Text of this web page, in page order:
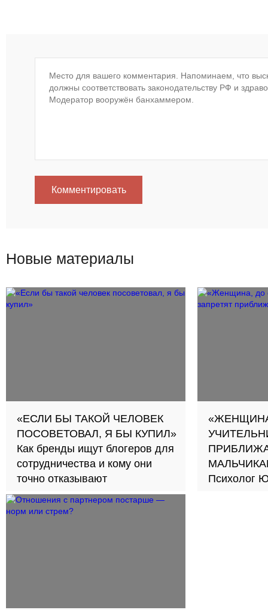
Комментировать
Новые материалы
«ЕСЛИ БЫ ТАКОЙ ЧЕЛОВЕК
ПОСОВЕТОВАЛ, Я БЫ КУПИЛ»
Как бренды ищут блогеров для
сотрудничества и кому они
точно отказывают
Психолог